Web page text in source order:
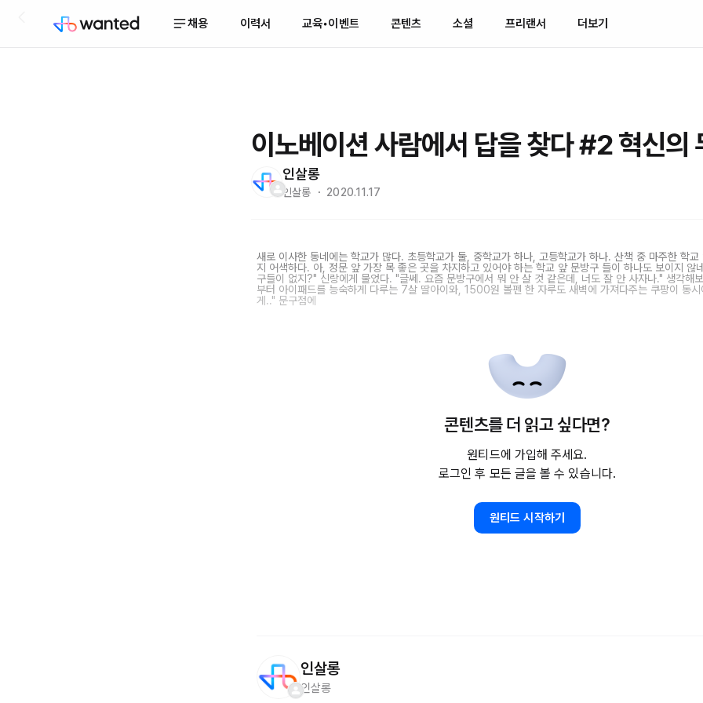
채용 이력서 교육•이벤트 콘텐츠 소셜 프리랜서 더보기
이노베이션 사람에서 답을 찾다 #2 혁신의
인살롱
인살롱 ・ 2020.11.17
새로 이사한 동네에는 학교가 많다. 초등학교가 둘, 중학교가 하나, 고등학교가 하나. 산책 중 마주한 학
지 어색하다. 아, 정문 앞 가장 목 좋은 곳을 차지하고 있어야 하는 학교 앞 문방구 들이 하나도 보이지 않
구들이 없지?" 신랑에게 물었다. "글쎄. 요즘 문방구에서 뭐 안 살 것 같은데, 너도 잘 안 사자나." 생각해
부터 아이패드를 능숙하게 다루는 7살 딸아이와, 1500원 볼펜 한 자루도 새벽에 가져다주는 쿠팡이 동
게.." 문구점에
콘텐츠를 더 읽고 싶다면?
원티드에 가입해 주세요.
로그인 후 모든 글을 볼 수 있습니다.
원티드 시작하기
인살롱
인살롱